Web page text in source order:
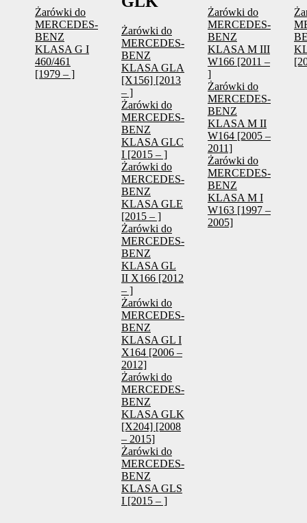
Żarówki do
MERCEDES-
BENZ
KLASA G I
460/461
[1979 – ]
Żarówki do
MERCEDES-
BENZ
KLASA GLA
[X156] [2013
– ]
Żarówki do
MERCEDES-
BENZ
KLASA GLC
I [2015 – ]
Żarówki do
MERCEDES-
BENZ
KLASA GLE
[2015 – ]
Żarówki do
MERCEDES-
BENZ
KLASA GL
II X166 [2012
– ]
Żarówki do
MERCEDES-
BENZ
KLASA GL I
X164 [2006 –
2012]
Żarówki do
MERCEDES-
BENZ
KLASA GLK
[X204] [2008
– 2015]
Żarówki do
MERCEDES-
BENZ
KLASA GLS
I [2015 – ]
Żarówki do
MERCEDES-
BENZ
KLASA M III
W166 [2011 –
]
Żarówki do
MERCEDES-
BENZ
KLASA M II
W164 [2005 –
2011]
Żarówki do
MERCEDES-
BENZ
KLASA M I
W163 [1997 –
2005]